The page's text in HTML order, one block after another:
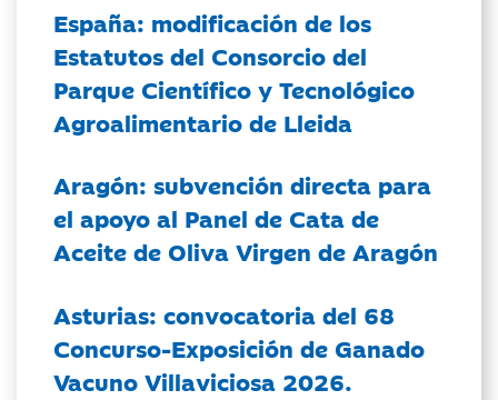
España: modificación de los
Estatutos del Consorcio del
Parque Científico y Tecnológico
Agroalimentario de Lleida
Aragón: subvención directa para
el apoyo al Panel de Cata de
Aceite de Oliva Virgen de Aragón
Asturias: convocatoria del 68
Concurso-Exposición de Ganado
Vacuno Villaviciosa 2026.